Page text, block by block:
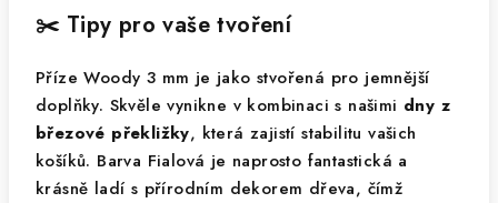
✂️ Tipy pro vaše tvoření
Příze Woody 3 mm je jako stvořená pro jemnější
doplňky. Skvěle vynikne v kombinaci s našimi dny z
březové překližky, která zajistí stabilitu vašich
košíků. Barva Fialová je naprosto fantastická a
krásně ladí s přírodním dekorem dřeva, čímž